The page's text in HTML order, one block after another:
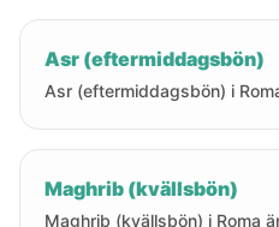
Asr (eftermiddagsbön)
Asr (eftermiddagsbön) i
Maghrib (kvällsbön)
Maghrib (kvällsbön) i Roma